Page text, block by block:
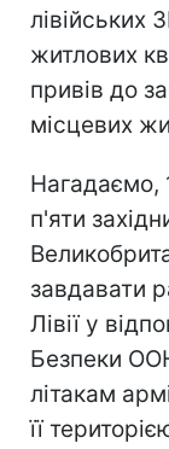
лівійських
житлових
привів до
місцевих
Нагадаємо,
п'яти
завдавати
Лівії у
Безпеки
літакам
її